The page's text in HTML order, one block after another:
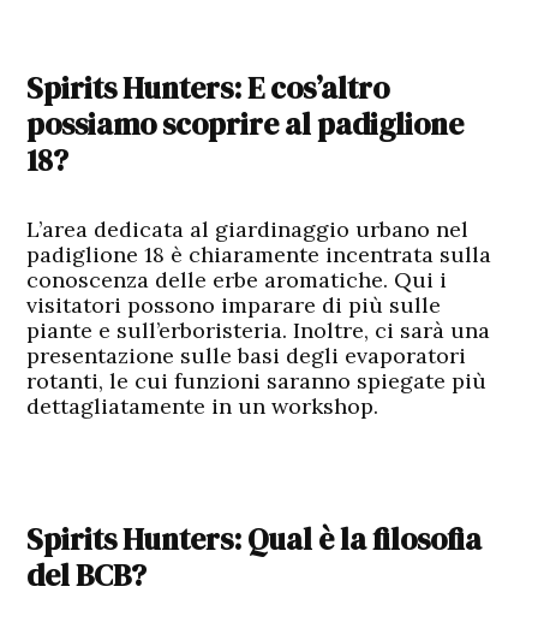
Spirits Hunters: E cos’altro
possiamo scoprire al padiglione
18?
L’area dedicata al giardinaggio urbano nel
padiglione 18 è chiaramente incentrata sulla
conoscenza delle erbe aromatiche. Qui i
visitatori possono imparare di più sulle
piante e sull’erboristeria. Inoltre, ci sarà una
presentazione sulle basi degli evaporatori
rotanti, le cui funzioni saranno spiegate più
dettagliatamente in un workshop.
Spirits Hunters: Qual è la filosofia
del BCB?